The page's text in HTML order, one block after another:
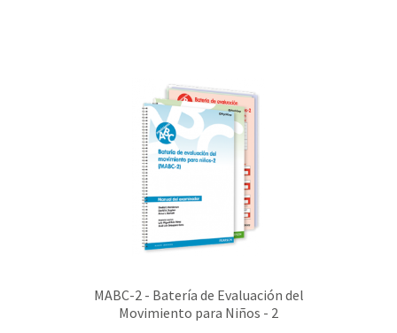
MABC-2 - Batería de Evaluación del
Movimiento para Niños - 2